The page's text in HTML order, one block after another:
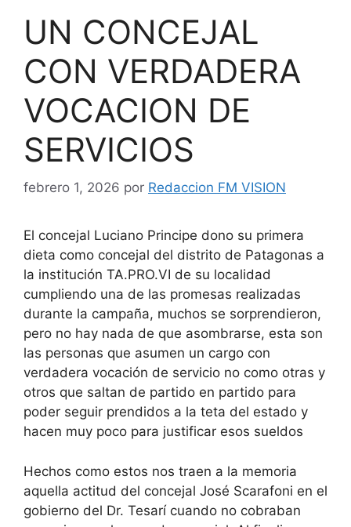
UN CONCEJAL
CON VERDADERA
VOCACION DE
SERVICIOS
febrero 1, 2026 por Redaccion FM VISION
El concejal Luciano Principe dono su primera
dieta como concejal del distrito de Patagonas a
la institución TA.PRO.VI de su localidad
cumpliendo una de las promesas realizadas
durante la campaña, muchos se sorprendieron,
pero no hay nada de que asombrarse, esta son
las personas que asumen un cargo con
verdadera vocación de servicio no como otras y
otros que saltan de partido en partido para
poder seguir prendidos a la teta del estado y
hacen muy poco para justificar esos sueldos
Hechos como estos nos traen a la memoria
aquella actitud del concejal José Scarafoni en el
gobierno del Dr. Tesarí cuando no cobraban